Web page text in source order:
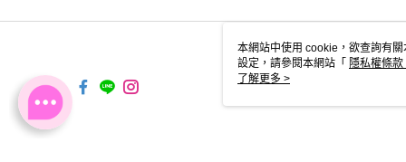
本網站中使用 cookie，欲查詢有
設定，請參閱本網站「 隱私權條款
使用 cookie。
了解更多 >